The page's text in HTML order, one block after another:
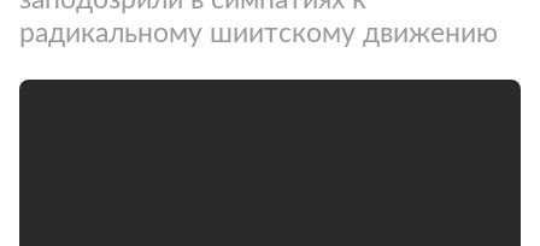
радикальному шиитскому движению